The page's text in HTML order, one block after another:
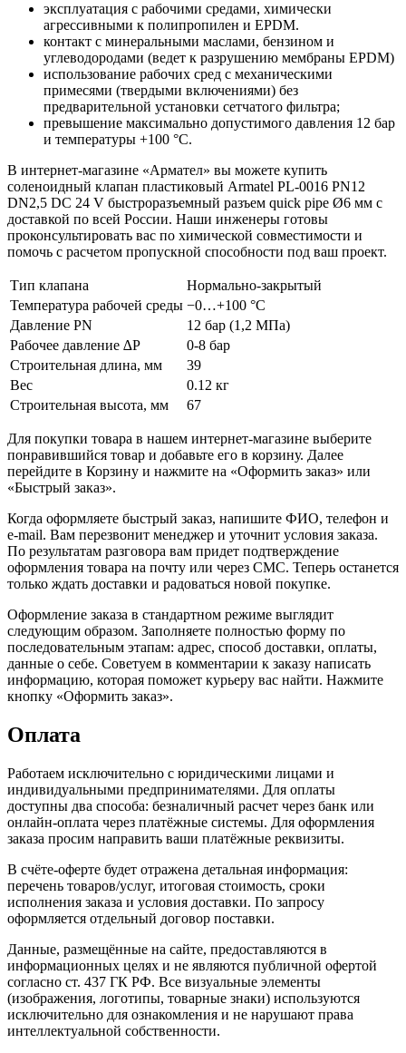
эксплуатация с рабочими средами, химически
агрессивными к полипропилен и EPDM.
контакт с минеральными маслами, бензином и
углеводородами (ведет к разрушению мембраны EPDM)
использование рабочих сред с механическими
примесями (твердыми включениями) без
предварительной установки сетчатого фильтра;
превышение максимально допустимого давления 12 бар
и температуры +100 °С.
В интернет-магазине «Армател» вы можете купить
соленоидный клапан пластиковый Armatel PL-0016 PN12
DN2,5 DC 24 V быстроразъемный разъем quick pipe Ø6 мм с
доставкой по всей России. Наши инженеры готовы
проконсультировать вас по химической совместимости и
помочь с расчетом пропускной способности под ваш проект.
Тип клапана
Нормально-закрытый
Температура рабочей среды −0…+100 °С
Давление PN
12 бар (1,2 МПа)
Рабочее давление ∆P
0-8 бар
Строительная длина, мм
39
Вес
0.12 кг
Строительная высота, мм
67
Для покупки товара в нашем интернет-магазине выберите
понравившийся товар и добавьте его в корзину. Далее
перейдите в Корзину и нажмите на «Оформить заказ» или
«Быстрый заказ».
Когда оформляете быстрый заказ, напишите ФИО, телефон и
e-mail. Вам перезвонит менеджер и уточнит условия заказа.
По результатам разговора вам придет подтверждение
оформления товара на почту или через СМС. Теперь останется
только ждать доставки и радоваться новой покупке.
Оформление заказа в стандартном режиме выглядит
следующим образом. Заполняете полностью форму по
последовательным этапам: адрес, способ доставки, оплаты,
данные о себе. Советуем в комментарии к заказу написать
информацию, которая поможет курьеру вас найти. Нажмите
кнопку «Оформить заказ».
Оплата
Работаем исключительно с юридическими лицами и
индивидуальными предпринимателями. Для оплаты
доступны два способа: безналичный расчет через банк или
онлайн-оплата через платёжные системы. Для оформления
заказа просим направить ваши платёжные реквизиты.
В счёте-оферте будет отражена детальная информация:
перечень товаров/услуг, итоговая стоимость, сроки
исполнения заказа и условия доставки. По запросу
оформляется отдельный договор поставки.
Данные, размещённые на сайте, предоставляются в
информационных целях и не являются публичной офертой
согласно ст. 437 ГК РФ. Все визуальные элементы
(изображения, логотипы, товарные знаки) используются
исключительно для ознакомления и не нарушают права
интеллектуальной собственности.